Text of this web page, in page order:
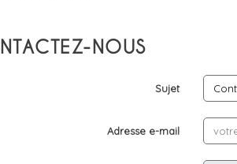
NOUS
Sujet
Adresse e-mail